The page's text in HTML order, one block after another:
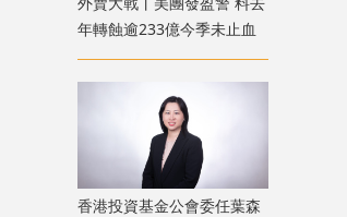
年轉蝕逾233億今季未止血
香港投資基金公會委任葉森